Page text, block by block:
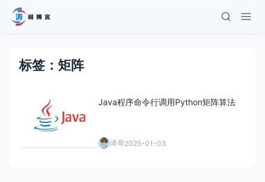
标签：矩阵
Java程序命令行调用Python矩阵算法
涛哥2025-01-03